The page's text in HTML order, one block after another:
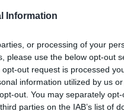
Information
or processing of your
please use the below opt-out
out request is processed
information utilized by us
out. You may separately
parties on the IAB’s list of
1689 fois depuis l'envoi du
a-l-etiologie-du-cancer-g-
cancer - G.